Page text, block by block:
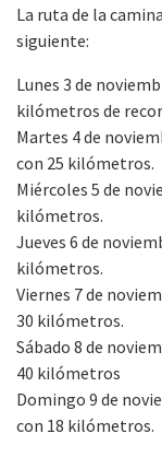
La ruta de la
siguiente:
Lunes 3 de
kilómetros de
Martes 4 de
con 25 kilómetros.
Miércoles 5 de
kilómetros.
Jueves 6 de
kilómetros.
Viernes 7 de
30 kilómetros.
Sábado 8 de
40 kilómetros
Domingo 9 de
con 18 kilómetros.